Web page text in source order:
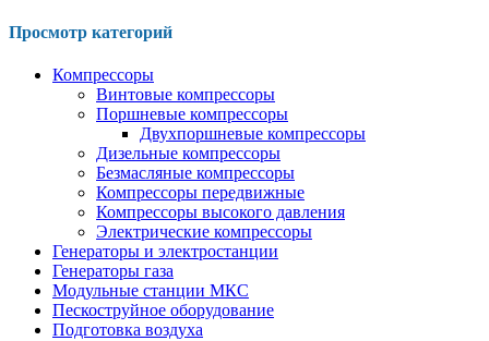
Просмотр категорий
Компрессоры
Винтовые компрессоры
Поршневые компрессоры
Двухпоршневые компрессоры
Дизельные компрессоры
Безмасляные компрессоры
Компрессоры передвижные
Компрессоры высокого давления
Электрические компрессоры
Генераторы и электростанции
Генераторы газа
Модульные станции МКС
Пескоструйное оборудование
Подготовка воздуха